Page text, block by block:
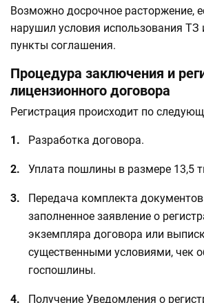
Возможно досрочное расторжение,
нарушил условия использования ТЗ
пункты соглашения.
Процедура заключения и
лицензионного договора
Регистрация происходит по
Разработка договора.
Уплата пошлины в размере 13,5
Передача комплекта документов
заполненное заявление о
экземпляра договора или
существенными условиями, чек
госпошлины.
Получение Уведомления о